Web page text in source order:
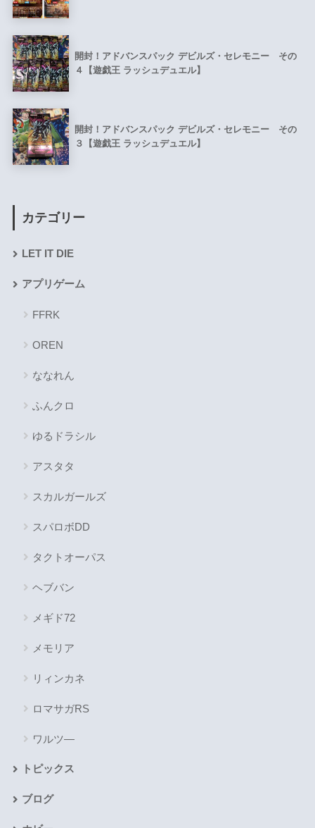
開封！アドバンスパック デビルズ・セレモニー その
４【遊戯王 ラッシュデュエル】
開封！アドバンスパック デビルズ・セレモニー その
３【遊戯王 ラッシュデュエル】
カテゴリー
LET IT DIE
アプリゲーム
FFRK
OREN
ななれん
ふんクロ
ゆるドラシル
アスタタ
スカルガールズ
スパロボDD
タクトオーパス
ヘブバン
メギド72
メモリア
リィンカネ
ロマサガRS
ワルツ―
トピックス
ブログ